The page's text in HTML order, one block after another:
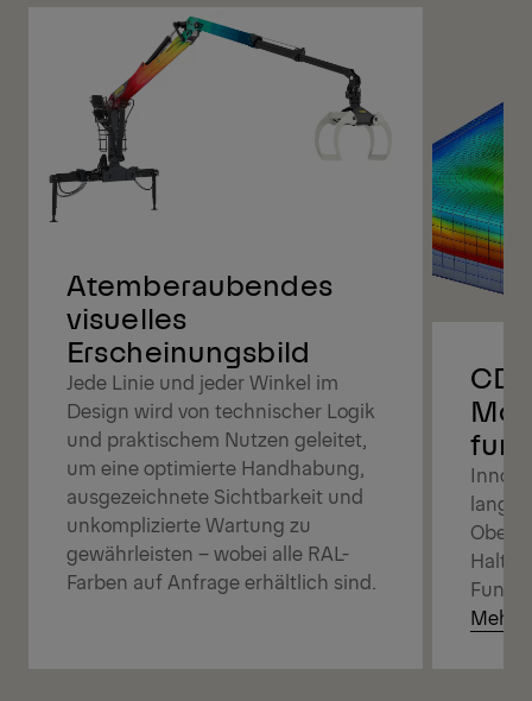
Atemberaubendes
visuelles
Erscheinungsbild
Jede Linie und jeder Winkel im
Design wird von technischer Logik
und praktischem Nutzen geleitet,
um eine optimierte Handhabung,
ausgezeichnete Sichtbarkeit und
unkomplizierte Wartung zu
gewährleisten – wobei alle RAL-
Farben auf Anfrage erhältlich sind.
Mehr